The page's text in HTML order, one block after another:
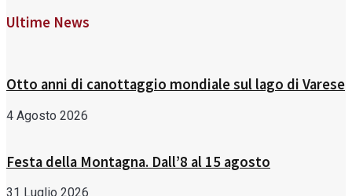
Ultime News
Otto anni di canottaggio mondiale sul lago di Varese
4 Agosto 2026
Festa della Montagna. Dall’8 al 15 agosto
31 Luglio 2026